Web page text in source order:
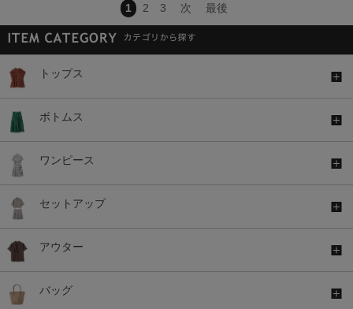
1
2 3 次 最後
トップス
ボトムス
ワンピース
セットアップ
アウター
バッグ